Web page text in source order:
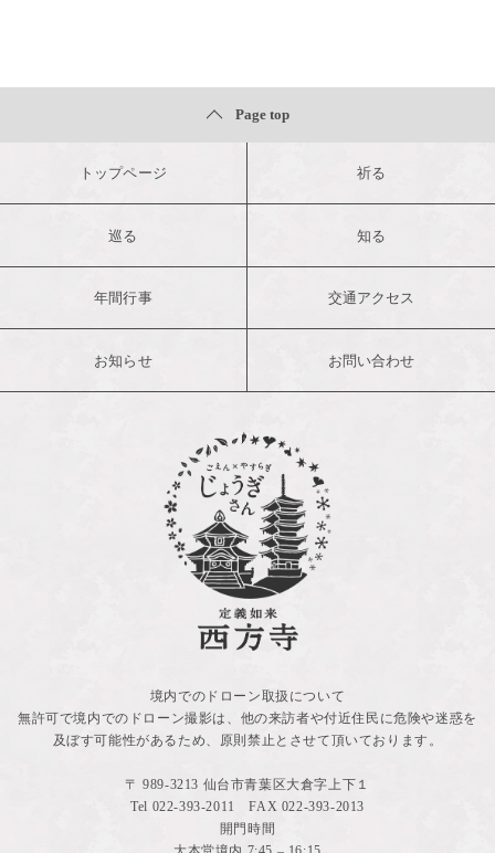
Page top
トップページ 祈る
巡る 知る
年間行事 交通アクセス
お知らせ お問い合わせ
境内でのドローン取扱について
無許可で境内でのドローン撮影は、他の来訪者や付近住民に危険や迷惑を
及ぼす可能性があるため、原則禁止とさせて頂いております。
〒 989-3213 仙台市青葉区大倉字上下１
Tel 022-393-2011
FAX 022-393-2013
開門時間